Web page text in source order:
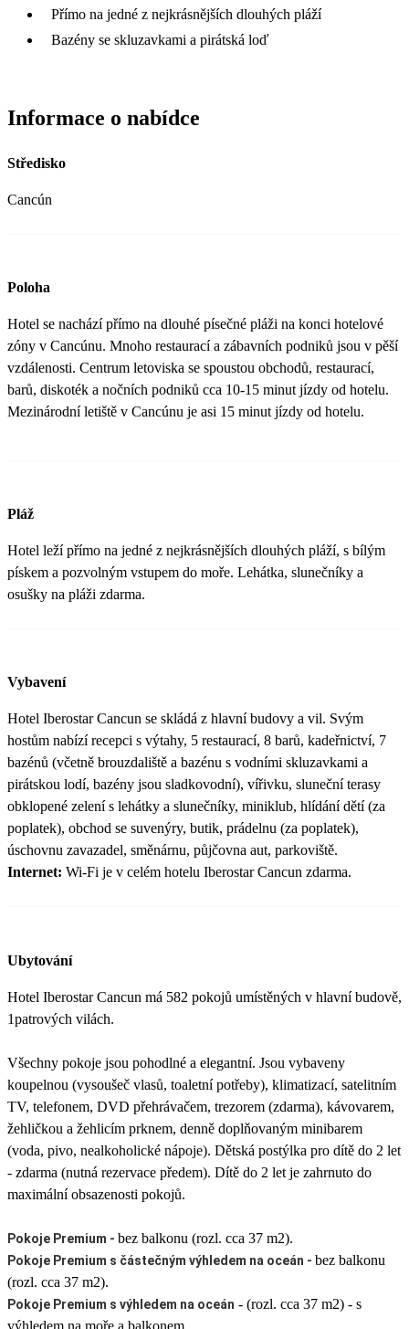
Přímo na jedné z nejkrásnějších dlouhých pláží
Bazény se skluzavkami a pirátská loď
Informace o nabídce
Středisko
Cancún
Poloha
Hotel se nachází přímo na dlouhé písečné pláži na konci hotelové
zóny v Cancúnu. Mnoho restaurací a zábavních podniků jsou v pěší
vzdálenosti. Centrum letoviska se spoustou obchodů, restaurací,
barů, diskoték a nočních podniků cca 10-15 minut jízdy od hotelu.
Mezinárodní letiště v Cancúnu je asi 15 minut jízdy od hotelu.
Pláž
Hotel leží přímo na jedné z nejkrásnějších dlouhých pláží, s bílým
pískem a pozvolným vstupem do moře. Lehátka, slunečníky a
osušky na pláži zdarma.
Vybavení
Hotel Iberostar Cancun se skládá z hlavní budovy a vil. Svým
hostům nabízí recepci s výtahy, 5 restaurací, 8 barů, kadeřnictví, 7
bazénů (včetně brouzdaliště a bazénu s vodními skluzavkami a
pirátskou lodí, bazény jsou sladkovodní), vířivku, sluneční terasy
obklopené zelení s lehátky a slunečníky, miniklub, hlídání dětí (za
poplatek), obchod se suvenýry, butik, prádelnu (za poplatek),
úschovnu zavazadel, směnárnu, půjčovna aut, parkoviště.
Internet: Wi-Fi je v celém hotelu Iberostar Cancun zdarma.
Ubytování
Hotel Iberostar Cancun má 582 pokojů umístěných v hlavní budově,
1patrových vilách.
Všechny pokoje jsou pohodlné a elegantní. Jsou vybaveny
koupelnou (vysoušeč vlasů, toaletní potřeby), klimatizací, satelitním
TV, telefonem, DVD přehrávačem, trezorem (zdarma), kávovarem,
žehličkou a žehlicím prknem, denně doplňovaným minibarem
(voda, pivo, nealkoholické nápoje). Dětská postýlka pro dítě do 2 let
- zdarma (nutná rezervace předem). Dítě do 2 let je zahrnuto do
maximální obsazenosti pokojů.
Pokoje Premium - bez balkonu (rozl. cca 37 m2).
Pokoje Premium s částečným výhledem na oceán - bez balkonu
(rozl. cca 37 m2).
Pokoje Premium s výhledem na oceán - (rozl. cca 37 m2) - s
výhledem na moře a balkonem.